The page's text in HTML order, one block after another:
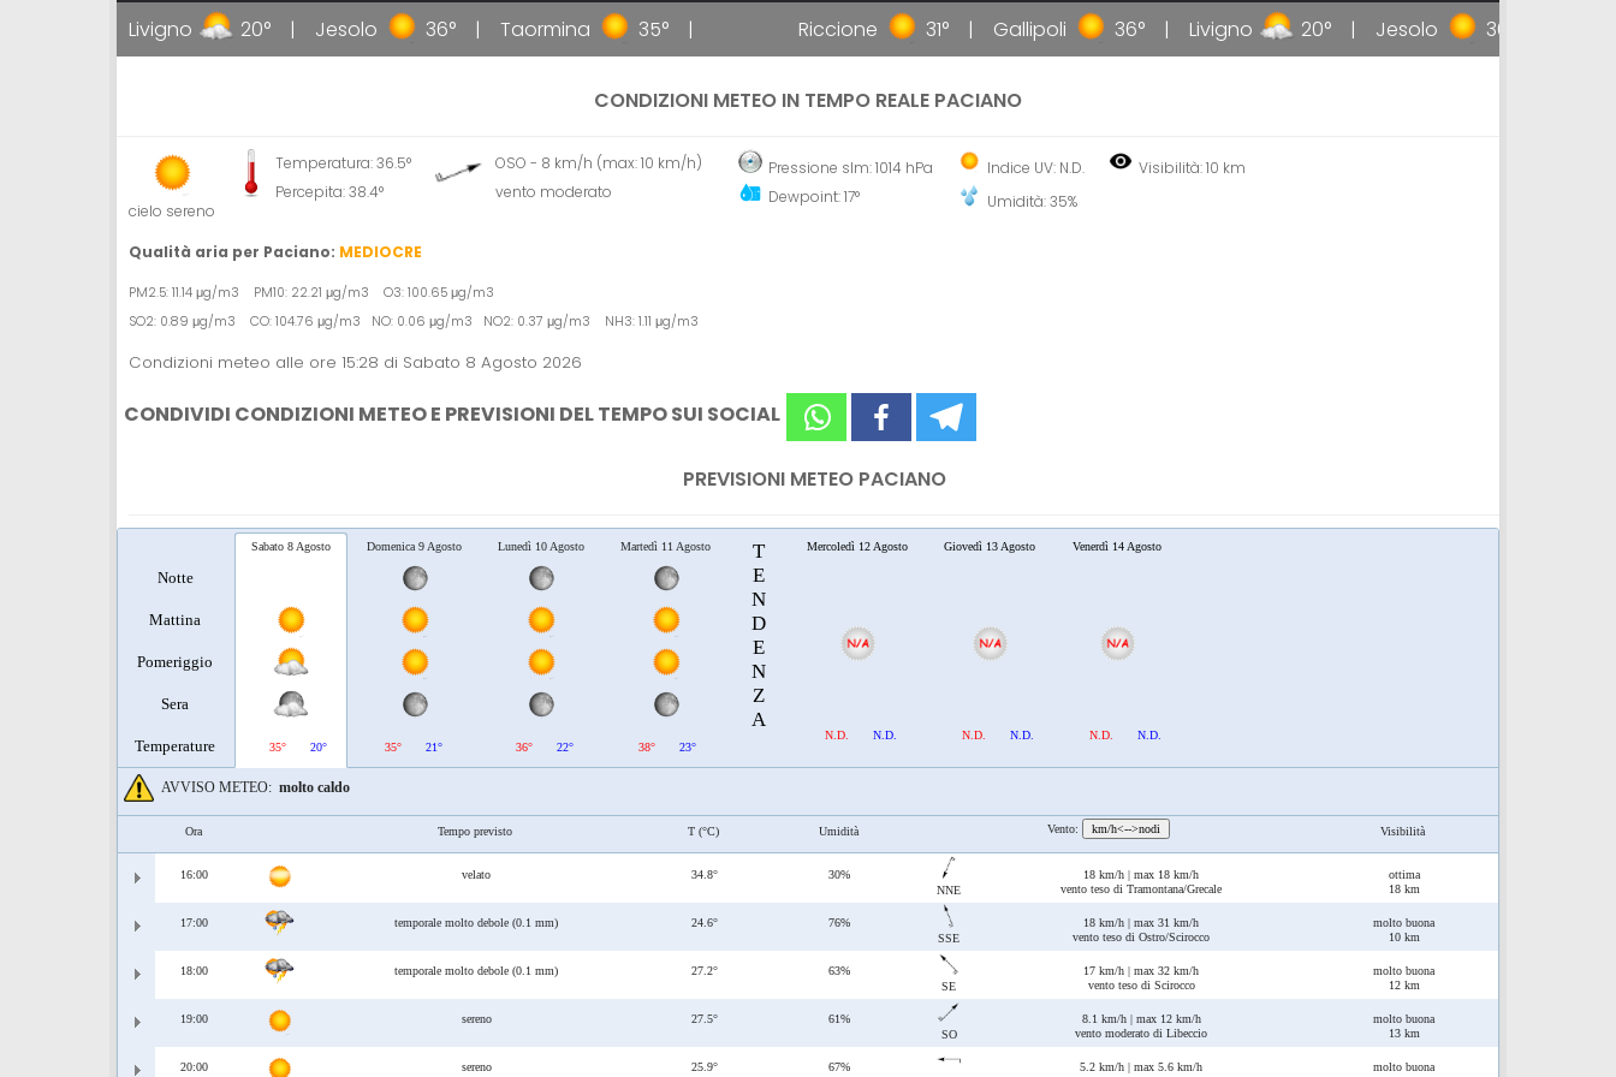
Livigno 20° Jesolo 36° Taormina 35° Riccione 31° Gallipoli 36° Livigno 20° Jesolo 36°
CONDIZIONI METEO IN TEMPO REALE PACIANO
cielo sereno
Temperatura: 36.5°
Percepita: 38.4°
OSO - 8 km/h (max: 10 km/h)
vento moderato
Pressione slm: 1014 hPa
Dewpoint: 17°
Indice UV: N.D.
Umidità: 35%
Visibilità: 10 km
Qualità aria per Paciano: MEDIOCRE
PM2.5: 11.14 μg/m3 PM10: 22.21 μg/m3 O3: 100.65 μg/m3
SO2: 0.89 μg/m3 CO: 104.76 μg/m3 NO: 0.06 μg/m3 NO2: 0.37 μg/m3 NH3: 1.11 μg/m3
Condizioni meteo alle ore 15:28 di Sabato 8 Agosto 2026
CONDIVIDI CONDIZIONI METEO E PREVISIONI DEL TEMPO SUI SOCIAL
PREVISIONI METEO PACIANO
Notte
Mattina
Pomeriggio
Sera
Temperature
Sabato 8 Agosto
35° 20°
Domenica 9 Agosto
35° 21°
Lunedì 10 Agosto
36° 22°
Martedì 11 Agosto
38° 23°
T
E
N
D
E
N
Z
A
Mercoledì 12 Agosto
N.D. N.D.
Giovedì 13 Agosto
N.D. N.D.
Venerdì 14 Agosto
N.D. N.D.
AVVISO METEO: molto caldo
Ora Tempo previsto T (°C) Umidità Vento: km/h<-->nodi Visibilità
16:00 velato 34.8°
30%
NNE
18 km/h | max 18 km/h
vento teso di Tramontana/Grecale
ottima
18 km
17:00 temporale molto debole (0.1 mm) 24.6°
76%
SSE
18 km/h | max 31 km/h
vento teso di Ostro/Scirocco
molto buona
10 km
18:00 temporale molto debole (0.1 mm) 27.2°
63%
SE
17 km/h | max 32 km/h
vento teso di Scirocco
molto buona
12 km
19:00 sereno 27.5°
61%
SO
8.1 km/h | max 12 km/h
vento moderato di Libeccio
molto buona
13 km
20:00 sereno 25.9°
67%
5.2 km/h | max 5.6 km/h
molto buona